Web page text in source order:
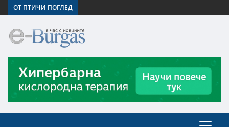
ОТ ПТИЧИ ПОГЛЕД